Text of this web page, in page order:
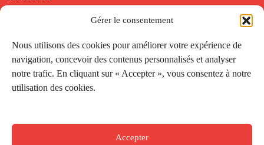
Gérer le consentement
Nous utilisons des cookies pour améliorer votre expérience de
navigation, concevoir des contenus personnalisés et analyser
notre trafic. En cliquant sur « Accepter », vous consentez à notre
utilisation des cookies.
Accepter
Conditions générales de vente
Réductions de la Carte Côté Courrier
Application